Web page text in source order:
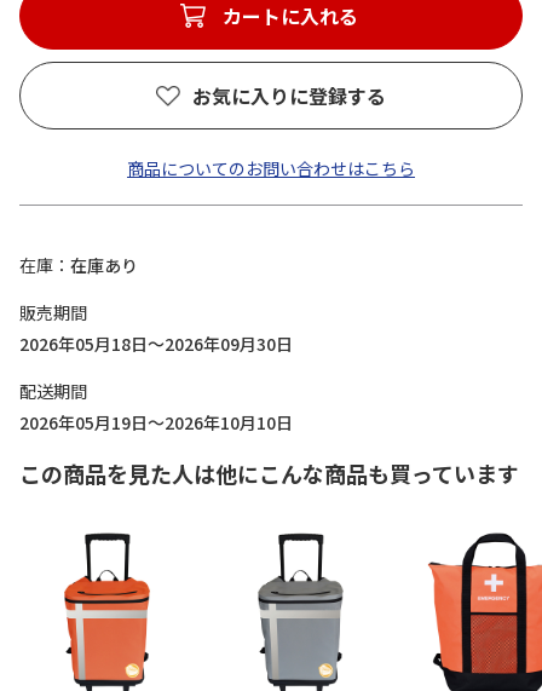
カートに入れる
お気に入りに登録する
商品についてのお問い合わせはこちら
在庫
在庫あり
販売期間
2026年05月18日～2026年09月30日
配送期間
2026年05月19日～2026年10月10日
この商品を見た人は他にこんな商品も買っています